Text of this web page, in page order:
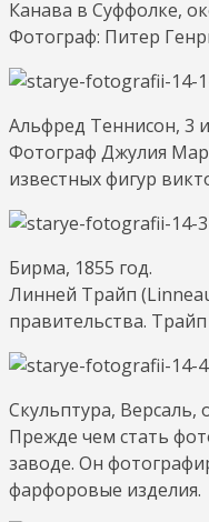
Канава в Суффолке,
Фотограф: Питер
Альфред Теннисон, 3
Фотограф Джулия
известных фигур
Бирма, 1855 год.
Линней Трайп
правительства.
Скульптура, Версаль,
Прежде чем стать
заводе. Он
фарфоровые изделия.